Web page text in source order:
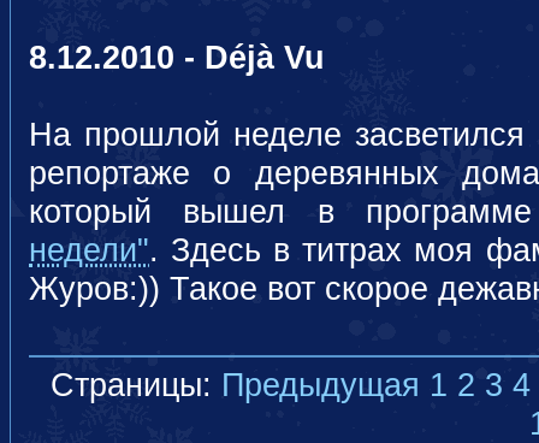
8.12.2010 - Déjà Vu
На прошлой неделе засветился
репортаже о деревянных
который вышел в
недели". Здесь в титрах моя
Журов:)) Такое вот скорое
Страницы: Предыдущая 1 2 3 4